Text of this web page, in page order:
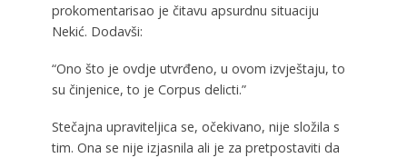
prokomentarisao je čitavu apsurdnu situaciju
Nekić. Dodavši:
“Ono što je ovdje utvrđeno, u ovom izvještaju, to
su činjenice, to je Corpus delicti.”
Stečajna upraviteljica se, očekivano, nije složila s
tim. Ona se nije izjasnila ali je za pretpostaviti da